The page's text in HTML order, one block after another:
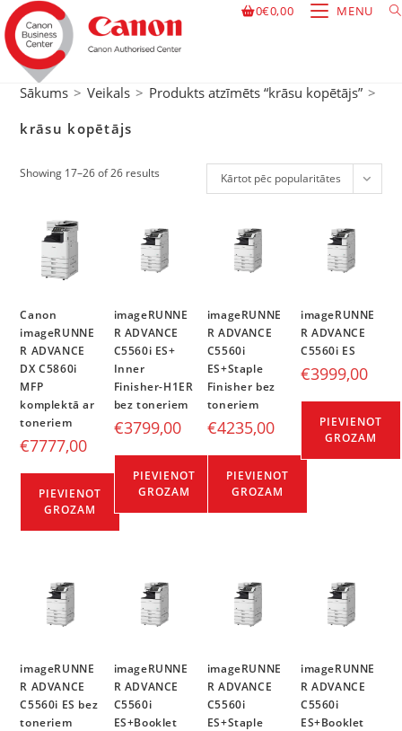
0€0,00 MENU
Sākums > Veikals > Produkts atzīmēts “krāsu kopētājs” >
krāsu kopētājs
Showing 17–26 of 26 results Kārtot pēc popularitātes
Canon
imageRUNNE
R ADVANCE
DX C5860i
MFP
komplektā ar
toneriem
€7777,00
PIEVIENOT
GROZAM
imageRUNNE
R ADVANCE
C5560i ES+
Inner
Finisher-H1ER
bez toneriem
€3799,00
PIEVIENOT
GROZAM
imageRUNNE
R ADVANCE
C5560i
ES+Staple
Finisher bez
toneriem
€4235,00
PIEVIENOT
GROZAM
imageRUNNE
R ADVANCE
C5560i ES
€3999,00
PIEVIENOT
GROZAM
imageRUNNE
R ADVANCE
C5560i ES bez
toneriem
imageRUNNE
R ADVANCE
C5560i
ES+Booklet
imageRUNNE
R ADVANCE
C5560i
ES+Staple
imageRUNNE
R ADVANCE
C5560i
ES+Booklet